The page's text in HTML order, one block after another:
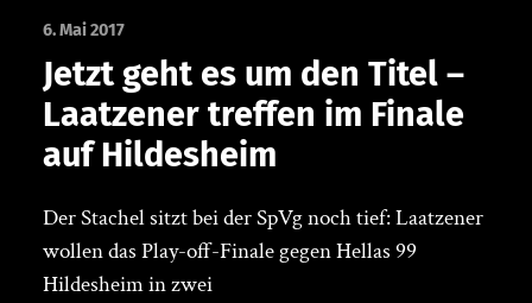
6. Mai 2017
Jetzt geht es um den Titel –
Laatzener treffen im Finale
auf Hildesheim
Der Stachel sitzt bei der SpVg noch tief: Laatzener
wollen das Play-off-Finale gegen Hellas 99
Hildesheim in zwei